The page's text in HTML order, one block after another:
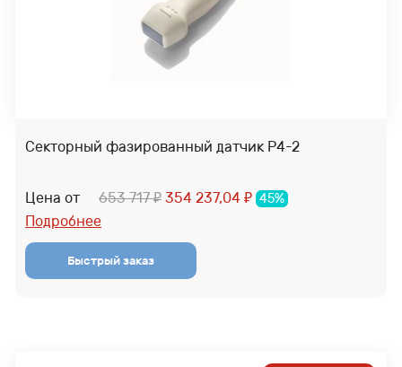
Секторный фазированный датчик P4-2
Цена от 653 717₽ 354 237,04 ₽ 45%
Подробнее